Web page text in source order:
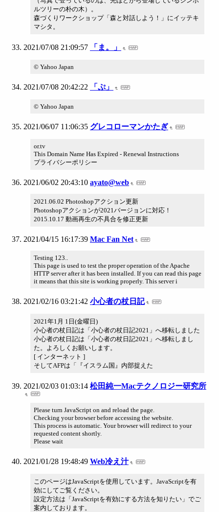
ルツリーの朴の木）。
森づくりワークショップ「森と対話しよう！」にイッテキ
マシタ。
2021/07/08 21:09:57 「ま。」
© Yahoo Japan
2021/07/08 20:42:22 「ぷ」
© Yahoo Japan
2021/06/07 11:06:35 グレコローマンかたぎ
or.tv
This Domain Name Has Expired - Renewal Instructions
プライバシーポリシー
2021/06/02 20:43:10 ayato@web
2021.06.02 Photoshopアクション更新
Photoshopアクションが2021バージョンに対応！
2015.10.17 動画再生の不具合を修正更新
2021/04/15 16:17:39 Mac Fan Net
Testing 123..
This page is used to test the proper operation of the Apache
HTTP server after it has been installed. If you can read this page
it means that this site is working properly. This server i
2021/02/16 03:21:42 小心者の杖日記
2021年1月 1日(金曜日)
小心者の杖日記は「小心者の杖日記2021」へ移転しました
小心者の杖日記は「小心者の杖日記2021」へ移転しまし
た。よろしくお願いします。
[ インターネット ]
そしてAFPは「『イスラム国』内部捉えた
2021/02/03 01:03:14 松田純一Macテクノロジー研究所
Please turn JavaScript on and reload the page.
Checking your browser before accessing the website.
This process is automatic. Your browser will redirect to your
requested content shortly.
Please wait
2021/01/28 19:48:49 Web冷え汁
このページはJavaScriptを使用しています。JavaScriptを有
効にしてご覧ください。
設定方法は「JavaScriptを有効にする方法を知りたい」でご
案内しております。